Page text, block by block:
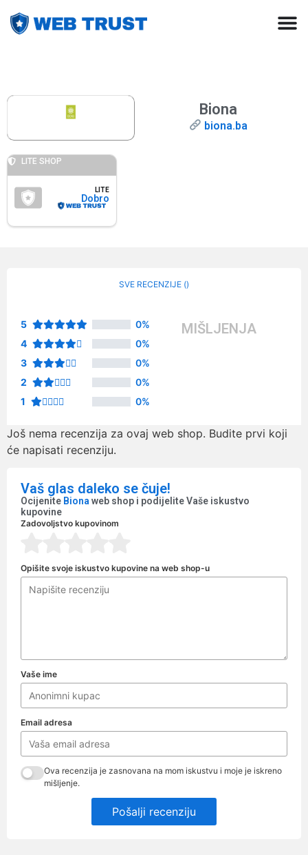
Biona
biona.ba
LITE SHOP
LITE
Dobro
SVE RECENZIJE ()
5
0%
4
0%
3
0%
2
0%
1
0%
MIŠLJENJA
Još nema recenzija za ovaj web shop. Budite prvi koji
će napisati recenziju.
Vaš glas daleko se čuje!
Ocijenite Biona web shop i podijelite Vaše iskustvo
kupovine
Zadovoljstvo kupovinom
Opišite svoje iskustvo kupovine na web shop-u
Vaše ime
Email adresa
Ova recenzija je zasnovana na mom iskustvu i moje je iskreno
mišljenje.
Pošalji recenziju